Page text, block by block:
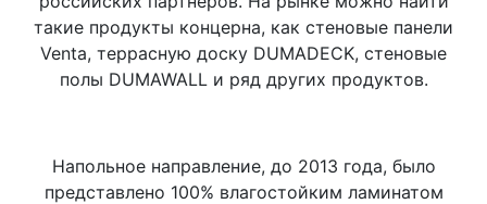
такие продукты концерна, как стеновые панели
Venta, террасную доску DUMADECK, стеновые
полы DUMAWALL и ряд других продуктов.
Напольное направление, до 2013 года, было
представлено 100% влагостойким ламинатом